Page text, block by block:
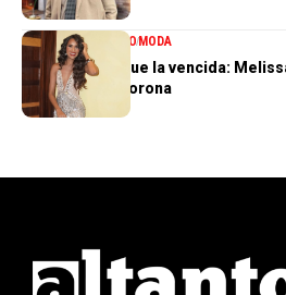
ENTRETENIMIENTOMODA
La tercera no fue la vencida:
quedar sin la corona